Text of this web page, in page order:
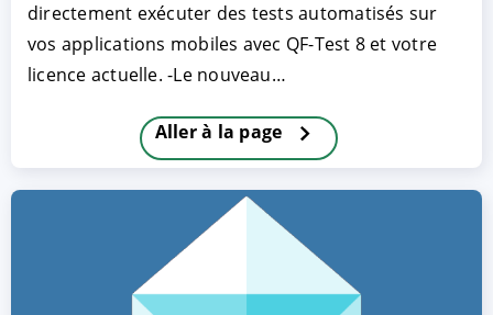
directement exécuter des tests automatisés sur
vos applications mobiles avec QF-Test 8 et votre
licence actuelle. -Le nouveau…
Aller à la page
PARAMETRER
|Protection des données